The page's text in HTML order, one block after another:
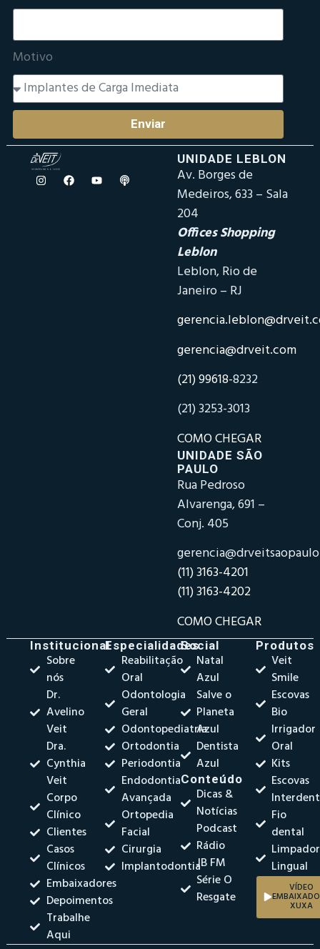
Motivo
Enviar
UNIDADE LEBLON
Av. Borges de
Medeiros, 633 – Sala
204
Offices Shopping
Leblon
Leblon, Rio de
Janeiro – RJ
gerencia@drveit.com
(21) 99618-8232
(21) 3253-3013
COMO CHEGAR
UNIDADE SÃO
PAULO
Rua Pedroso
Alvarenga, 691 –
Conj. 405
(11) 3163-4201
(11) 3163-4202
COMO CHEGAR
Institucional
Sobre
nós
Dr.
Avelino
Veit
Dra.
Cynthia
Veit
Corpo
Clínico
Clientes
Casos
Clínicos
Embaixadores
Depoimentos
Trabalhe
Aqui
Especialidades
Reabilitação
Oral
Odontologia
Geral
Odontopediatria
Ortodontia
Periodontia
Endodontia
Avançada
Ortopedia
Facial
Cirurgia
Implantodontia
Social
Natal
Azul
Salve o
Planeta
Azul
Dentista
Azul
Conteúdo
Dicas &
Notícias
Podcast
Rádio
JB FM
Série O
Resgate
Produtos
Veit
Smile
Escovas
Bio
Irrigador
Oral
Kits
Escovas
Fio
dental
Limpador
Lingual
VÍDEO
XUXA